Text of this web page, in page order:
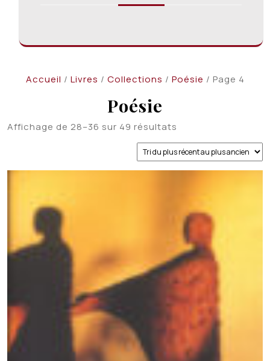
Accueil / Livres / Collections / Poésie / Page 4
Poésie
Affichage de 28–36 sur 49 résultats
plus